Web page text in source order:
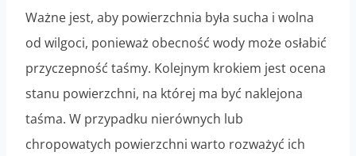
Ważne jest, aby powierzchnia była sucha i wolna
od wilgoci, ponieważ obecność wody może osłabić
przyczepność taśmy. Kolejnym krokiem jest ocena
stanu powierzchni, na której ma być naklejona
taśma. W przypadku nierównych lub
chropowatych powierzchni warto rozważyć ich